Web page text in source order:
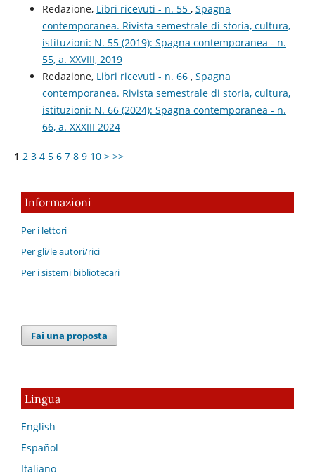
Redazione, Libri ricevuti - n. 55 , Spagna
contemporanea. Rivista semestrale di storia, cultura,
istituzioni: N. 55 (2019): Spagna contemporanea - n.
55, a. XXVIII, 2019
Redazione, Libri ricevuti - n. 66 , Spagna
contemporanea. Rivista semestrale di storia, cultura,
istituzioni: N. 66 (2024): Spagna contemporanea - n.
66, a. XXXIII 2024
1 2 3 4 5 6 7 8 9 10 > >>
Informazioni
Per i lettori
Per gli/le autori/rici
Per i sistemi bibliotecari
Fai una proposta
Lingua
English
Español
Italiano